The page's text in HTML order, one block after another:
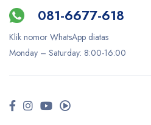
081-6677-618
Klik nomor WhatsApp diatas
Monday – Saturday: 8:00-16:00